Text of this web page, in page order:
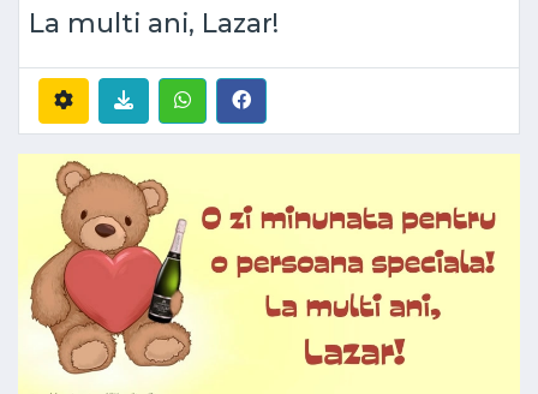
La multi ani, Lazar!